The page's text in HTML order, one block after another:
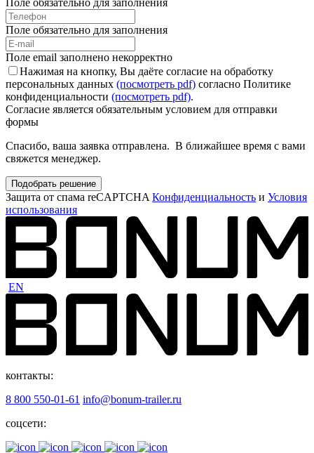
Поле обязательно для заполнения
Поле обязательно для заполнения
Поле email заполнено некорректно
Нажимая на кнопку, Вы даёте согласие на обработку
персональных данных (посмотреть pdf) согласно Политике
конфиденциальности (посмотреть pdf).
Согласие является обязательным условием для отправки
формы
Спасибо, ваша заявка отправлена. В ближайшее время с вами
свяжется менеджер.
Подобрать решение
Защита от спама reCAPTCHA Конфиденциальность и Условия
использования
EN
контакты:
8 800 550-01-61 info@bonum-trailer.ru
соцсети: